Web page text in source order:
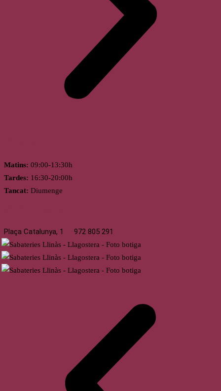
Matins: 09:00-13:30h
Tardes: 16:30-20:00h
Tancat: Diumenge
Plaça Catalunya, 1 972 805 291